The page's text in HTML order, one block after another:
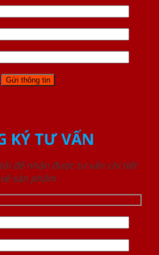
KÝ TƯ VẤN
để nhận được tư vấn chi tiết
về sản phẩm